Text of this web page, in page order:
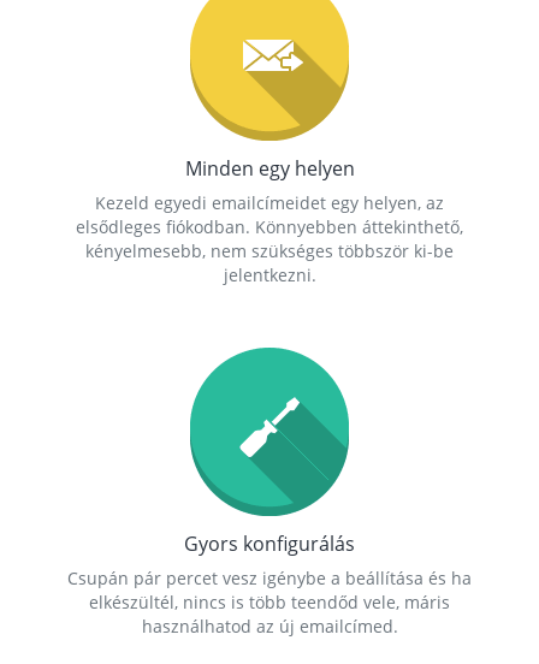
Minden egy helyen
Kezeld egyedi emailcímeidet egy helyen, az
elsődleges fiókodban. Könnyebben áttekinthető,
kényelmesebb, nem szükséges többször ki-be
jelentkezni.
Gyors konfigurálás
Csupán pár percet vesz igénybe a beállítása és ha
elkészültél, nincs is több teendőd vele, máris
használhatod az új emailcímed.